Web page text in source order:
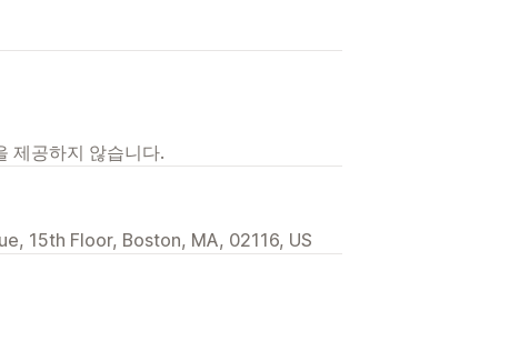
제공하지 않습니다.
15th Floor, Boston, MA, 02116, US